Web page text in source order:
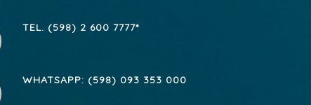
TEL. (598) 2 600 7777*
WHATSAPP: (598) 093 353 000